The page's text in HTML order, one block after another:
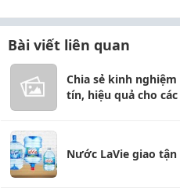
Bài viết liên quan
Chia sẻ kinh
tín, hiệu quả cho
Nước LaVie giao